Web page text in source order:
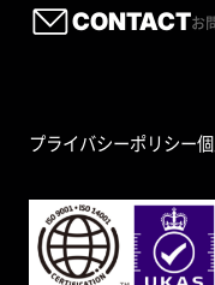
CONTACTお
プライバシーポリシー